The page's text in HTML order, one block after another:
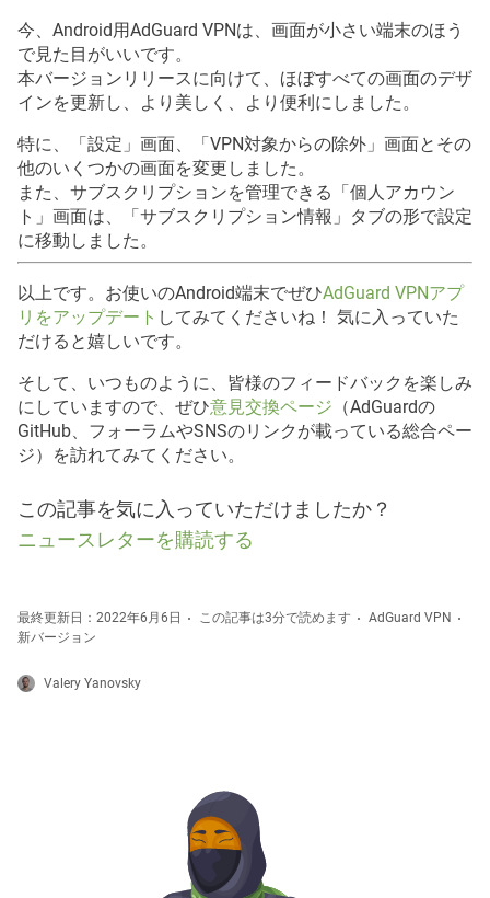
今、Android用AdGuard VPNは、画面が小さい端末のほう
で見た目がいいです。
本バージョンリリースに向けて、ほぼすべての画面のデザ
インを更新し、より美しく、より便利にしました。
特に、「設定」画面、「VPN対象からの除外」画面とその
他のいくつかの画面を変更しました。
また、サブスクリプションを管理できる「個人アカウン
ト」画面は、「サブスクリプション情報」タブの形で設定
に移動しました。
以上です。お使いのAndroid端末でぜひAdGuard VPNアプ
リをアップデート してみてくださいね！ 気に入っていた
だけると嬉しいです。
そして、いつものように、皆様のフィードバックを楽しみ
にしていますので、ぜひ意見交換ページ （AdGuardの
GitHub、フォーラムやSNSのリンクが載っている総合ペー
ジ）を訪れてみてください。
この記事を気に入っていただけましたか？
ニュースレターを購読する
最終更新日：2022年6月6日 この記事は3分で読めます
AdGuard VPN
新バージョン
Valery Yanovsky